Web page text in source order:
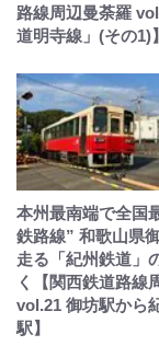
路線周辺曼荼羅
道明寺線」(その1)】
本州最南端で全国
鉄路線” 和歌山県
走る「紀州鉄道」
く【関西鉄道路線
vol.21 御坊駅から
駅】